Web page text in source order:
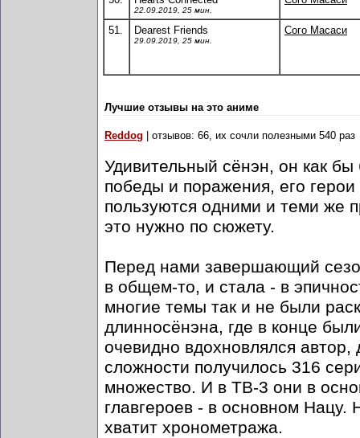
22.09.2019, 25 мин.
51. Dearest Friends
29.09.2019, 25 мин.
Сого Масаси
Лучшие отзывы на это аниме
Reddog | отзывов: 66, их сочли полезными 540 раз
Удивительный сёнэн, он как
победы и поражения, его
пользуются одними и теми же
это нужно по сюжету.
Перед нами завершающий
в общем-то, и стала - в
многие темы так и не были
длинносёнэна, где в конце
очевидно вдохновлялся
сложности получилось 316
множество. И в ТВ-3 они в
главгероев - в основном Нацу.
хватит хронометража.